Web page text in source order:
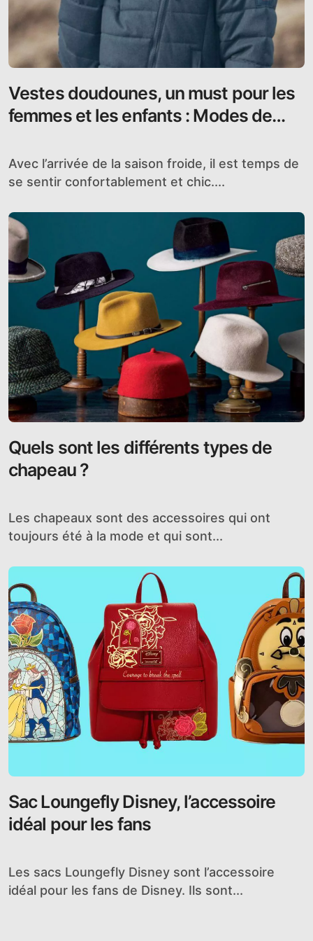
Vestes doudounes, un must pour les
femmes et les enfants : Modes de
à découvrir
Avec l’arrivée de la saison froide, il est temps de
se sentir confortablement et chic....
Quels sont les différents types de
chapeau ?
Les chapeaux sont des accessoires qui ont
toujours été à la mode et qui sont...
Sac Loungefly Disney, l’accessoire
idéal pour les fans
Les sacs Loungefly Disney sont l’accessoire
idéal pour les fans de Disney. Ils sont...